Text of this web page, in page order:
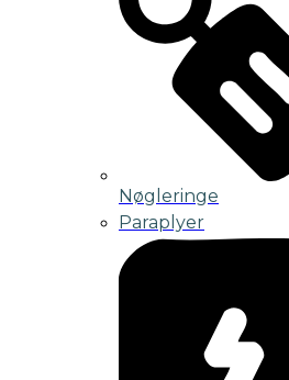
Nøgleringe
Paraplyer